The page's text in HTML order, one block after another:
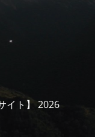
イト】 2026